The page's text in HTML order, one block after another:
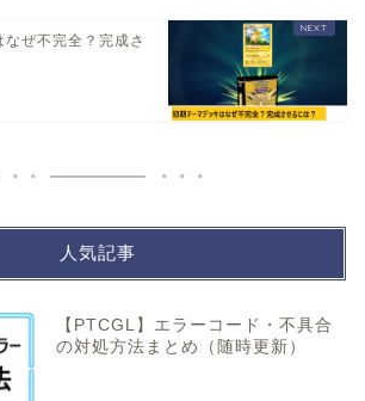
ぜ不完全？完成さ
人気記事
【PTCGL】エラーコード・不具合
の対処方法まとめ（随時更新）